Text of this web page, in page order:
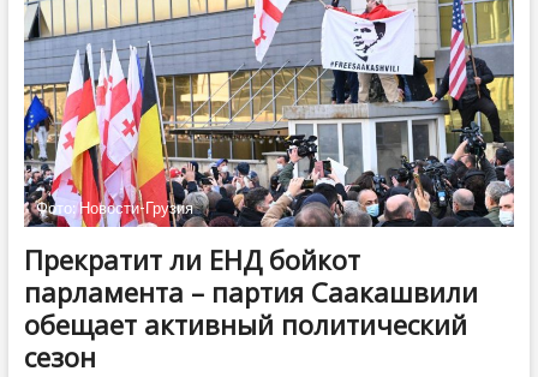
Фото: Новости-Грузия
Прекратит ли ЕНД бойкот
парламента – партия Саакашвили
обещает активный политический
сезон